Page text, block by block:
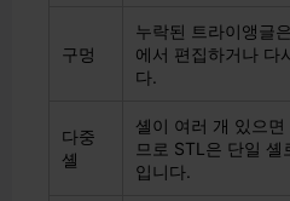
구멍
누락된 트라이앵글
에서 편집하거나 다
다.
다중
셸
셸이 여러 개 있으
므로 STL은 단일 셸
입니다.